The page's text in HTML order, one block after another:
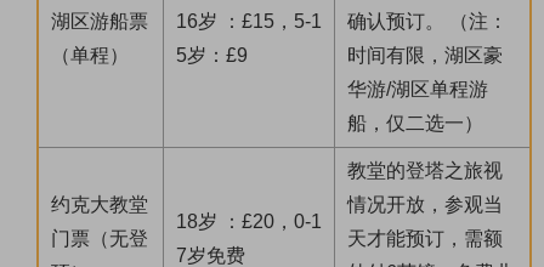
湖区游船票
（单程）
16岁 ：£15，5-1
5岁：£9
确认预订。 （注：
时间有限，湖区豪
华游/湖区单程游
船，仅二选一）
约克大教堂
门票（无登
18岁 ：£20，0-1
7岁免费
教堂的登塔之旅视
情况开放，参观当
天才能预订，需额